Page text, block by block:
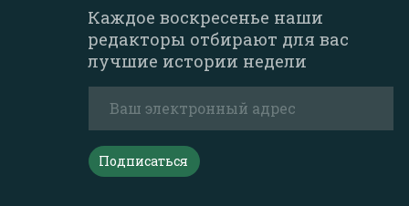
Каждое воскресенье наши
редакторы отбирают для вас
лучшие истории недели
Подписаться